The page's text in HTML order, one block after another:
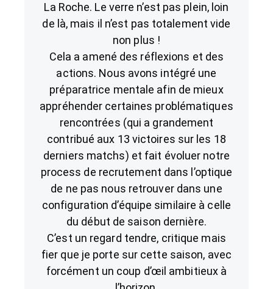
La Roche. Le verre n’est pas plein, loin
de là, mais il n’est pas totalement vide
non plus !
Cela a amené des réflexions et des
actions. Nous avons intégré une
préparatrice mentale afin de mieux
appréhender certaines problématiques
rencontrées (qui a grandement
contribué aux 13 victoires sur les 18
derniers matchs) et fait évoluer notre
process de recrutement dans l’optique
de ne pas nous retrouver dans une
configuration d’équipe similaire à celle
du début de saison dernière.
C’est un regard tendre, critique mais
fier que je porte sur cette saison, avec
forcément un coup d’œil ambitieux à